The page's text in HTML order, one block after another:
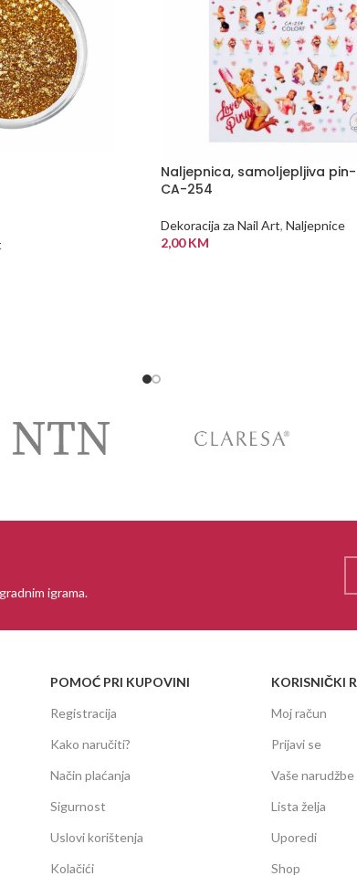
Naljepnica, samoljepljiva
CA-254
Dekoracija za Nail Art, Naljepnice
2,00KM
igrama.
POMOĆ PRI KUPOVINI
Registracija
Kako naručiti?
Način plaćanja
Sigurnost
Uslovi korištenja
Kolačići
KORISNIČKI
Moj račun
Prijavi se
Vaše narudžbe
Lista želja
Uporedi
Shop